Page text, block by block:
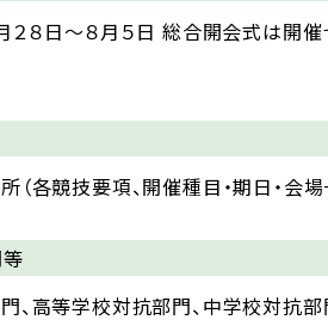
２８日～８月５日 総合開会式は開
（各競技要項、開催種目・期日・会場
、高等学校対抗部門、中学校対抗部